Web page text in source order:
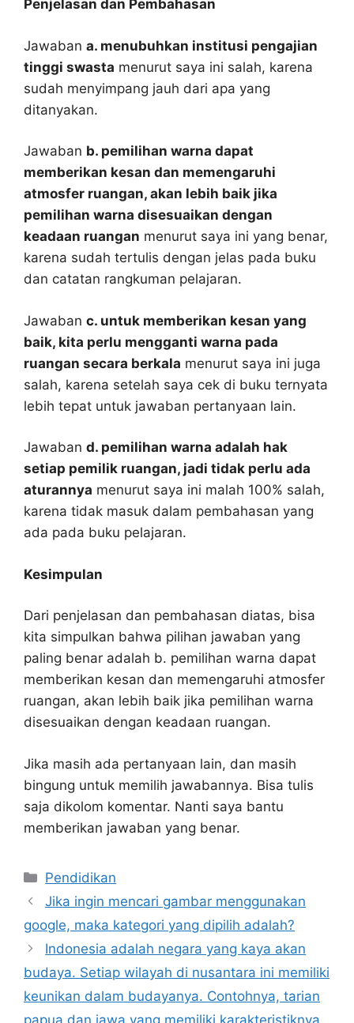
Penjelasan dan Pembahasan
Jawaban a. menubuhkan institusi pengajian
tinggi swasta menurut saya ini salah, karena
sudah menyimpang jauh dari apa yang
ditanyakan.
Jawaban b. pemilihan warna dapat
memberikan kesan dan memengaruhi
atmosfer ruangan, akan lebih baik jika
pemilihan warna disesuaikan dengan
keadaan ruangan menurut saya ini yang benar,
karena sudah tertulis dengan jelas pada buku
dan catatan rangkuman pelajaran.
Jawaban c. untuk memberikan kesan yang
baik, kita perlu mengganti warna pada
ruangan secara berkala menurut saya ini juga
salah, karena setelah saya cek di buku ternyata
lebih tepat untuk jawaban pertanyaan lain.
Jawaban d. pemilihan warna adalah hak
setiap pemilik ruangan, jadi tidak perlu ada
aturannya menurut saya ini malah 100% salah,
karena tidak masuk dalam pembahasan yang
ada pada buku pelajaran.
Kesimpulan
Dari penjelasan dan pembahasan diatas, bisa
kita simpulkan bahwa pilihan jawaban yang
paling benar adalah b. pemilihan warna dapat
memberikan kesan dan memengaruhi atmosfer
ruangan, akan lebih baik jika pemilihan warna
disesuaikan dengan keadaan ruangan.
Jika masih ada pertanyaan lain, dan masih
bingung untuk memilih jawabannya. Bisa tulis
saja dikolom komentar. Nanti saya bantu
memberikan jawaban yang benar.
Kategori
Pendidikan
Jika ingin mencari gambar menggunakan
google, maka kategori yang dipilih adalah?
Indonesia adalah negara yang kaya akan
budaya. Setiap wilayah di nusantara ini memiliki
keunikan dalam budayanya. Contohnya, tarian
papua dan jawa yang memiliki karakteristiknya